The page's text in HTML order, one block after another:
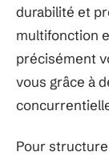
durabilité et
multifonction
précisément
vous grâce à
Pour